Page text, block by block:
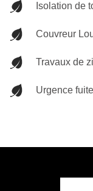
Isolation de
Couvreur
Travaux de
Urgence